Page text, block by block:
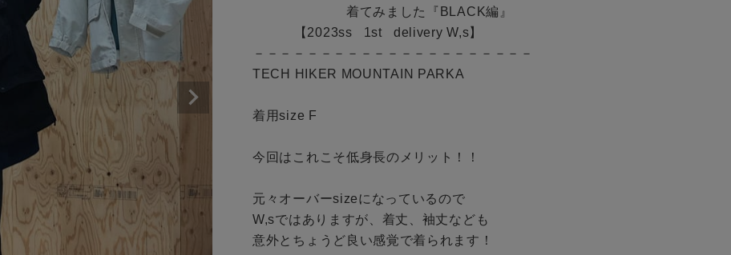
条件絞り込み検索
カテゴリから探す
スタイリングから探す
ブランドから探す
WEB限定アイテムを探す
履き比べ可能商品から探す
店舗一覧
会社概要
採用情報
お知らせ・ご利用ガイド
お知らせ
セール価格 WEB限定
この条件で絞り込む
着てみました『BLACK編』
－－－－－－－－－－－－－－－－－－－－－
TECH HIKER MOUNTAIN PARKA
着用size F
今回はこれこそ低身長のメリット！！
元々オーバーsizeになっているので
W,sではありますが、着丈、袖丈なども
意外とちょうど良い感覚で着られます！